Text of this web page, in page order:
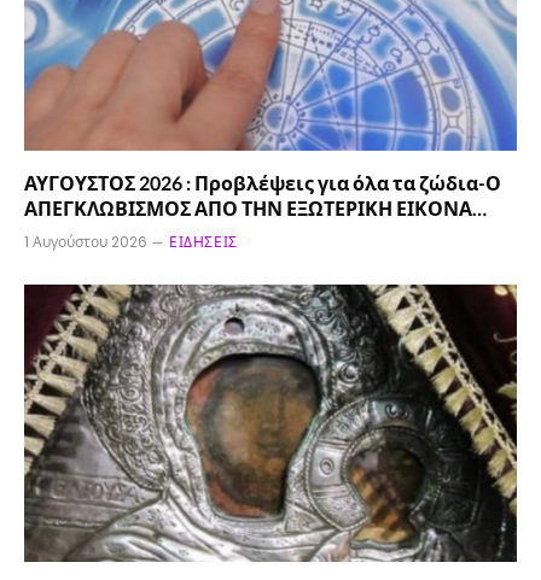
ΑΥΓΟΥΣΤΟΣ 2026 : Προβλέψεις για όλα τα ζώδια-Ο
ΑΠΕΓΚΛΩΒΙΣΜΟΣ ΑΠΟ ΤΗΝ ΕΞΩΤΕΡΙΚΗ ΕΙΚΟΝΑ…
1 Αυγούστου 2026 ΕΙΔΉΣΕΙΣ